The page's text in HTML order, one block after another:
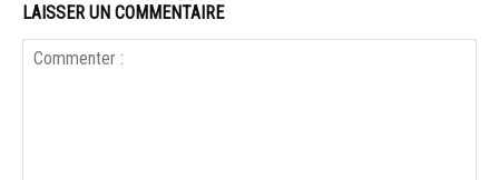
LAISSER UN COMMENTAIRE